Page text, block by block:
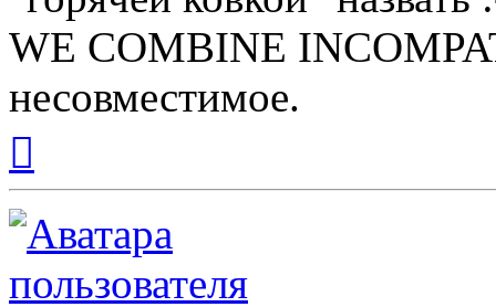
WE COMBINE
несовместимое.
началу